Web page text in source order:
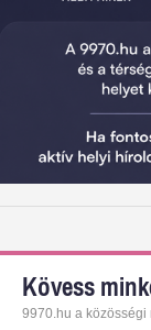
Kövess
9970.hu a közösségi